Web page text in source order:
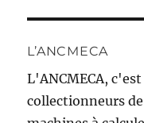
L’ANCMECA
L'ANCMECA,
collectionneurs